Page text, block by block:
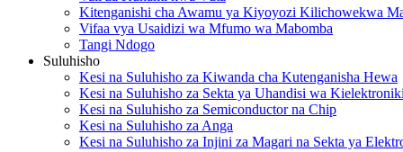
Kitenganishi cha Awamu ya Kiyoyozi Kilichowekwa
Vifaa vya Usaidizi wa Mfumo wa Mabomba
Tangi Ndogo
Suluhisho
Kesi na Suluhisho za Kiwanda cha Kutenganisha Hewa
Kesi na Suluhisho za Sekta ya Uhandisi wa Kielektroniki
Kesi na Suluhisho za Semiconductor na Chip
Kesi na Suluhisho za Anga
Kesi na Suluhisho za Injini za Magari na Sekta ya